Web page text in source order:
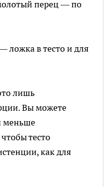
перец — по
ложка в тесто и для
лишь
Вы можете
меньше
тесто
как для